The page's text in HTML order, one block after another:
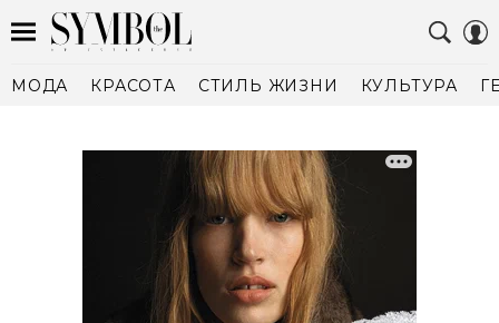
МОДА КРАСОТА СТИЛЬ ЖИЗНИ КУЛЬТУРА